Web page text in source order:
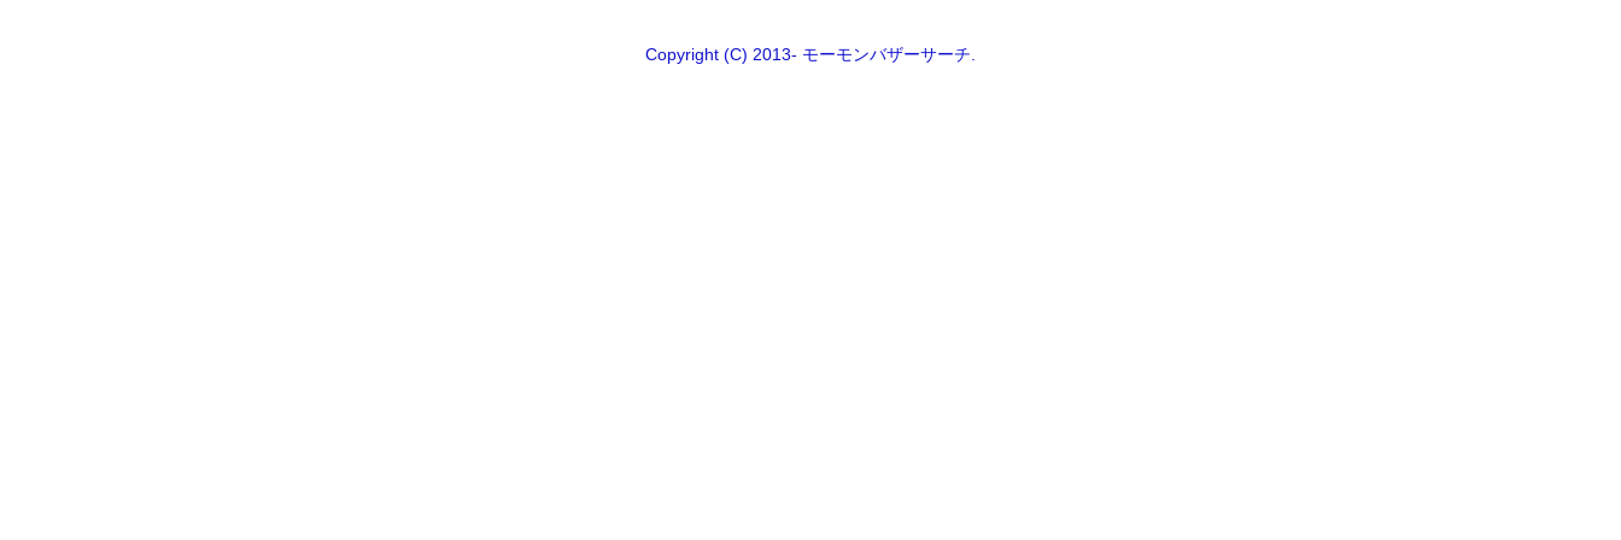
Copyright (C) 2013- モーモンバザーサーチ.